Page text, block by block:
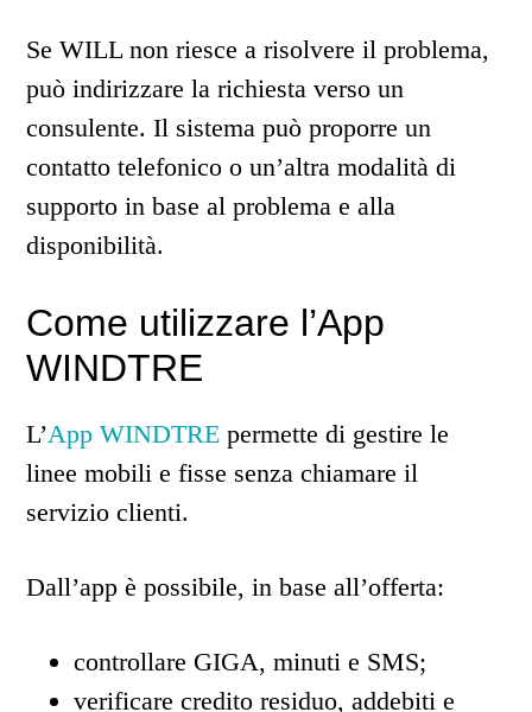
Se WILL non riesce a risolvere il problema,
può indirizzare la richiesta verso un
consulente. Il sistema può proporre un
contatto telefonico o un’altra modalità di
supporto in base al problema e alla
disponibilità.
Come utilizzare l’App
WINDTRE
L’App WINDTRE permette di gestire le
linee mobili e fisse senza chiamare il
servizio clienti.
Dall’app è possibile, in base all’offerta:
controllare GIGA, minuti e SMS;
verificare credito residuo, addebiti e